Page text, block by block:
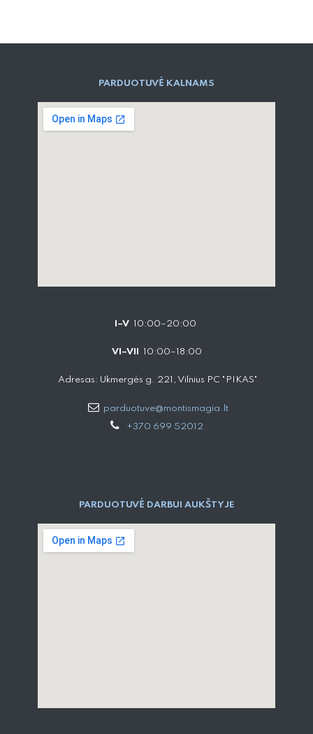
PARD​UOTUVĖ​ KALNAMS
I–V 10:00–20:00
VI–VII 10:00–18:00
Adresas: Ukmergės g. 221, Vilnius PC "PIKAS"
parduotuve@montismagia.lt
+370 699 52012
PARDUOTUVĖ DARBUI AUKŠTYJE